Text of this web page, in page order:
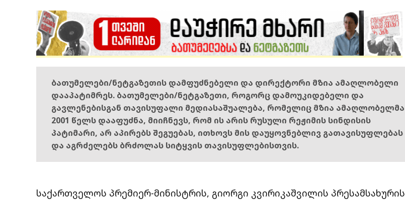
ბათუმელები/ნეტგაზეთის დამფუძნებელი და დირექტორი მზია ამაღლობელი
დააპატიმრეს. ბათუმელები/ნეტგაზეთი, როგორც დამოუკიდებელი და
გავლენებისგან თავისუფალი მედიასაშუალება, რომელიც მზია ამაღლობელმა
2001 წელს დააფუძნა, მიიჩნევს, რომ ის არის რუსული რეჟიმის სინდისის
პატიმარი, არ აპირებს შეგუებას, ითხოვს მის დაუყოვნებლივ გათავისუფლებას
და აგრძელებს ბრძოლას სიტყვის თავისუფლებისთვის.
საქართველოს პრემიერ-მინისტრის, გიორგი კვირიკაშვილის პრესამსახურის